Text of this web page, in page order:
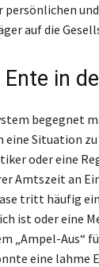
persönlichen
auf die
Ente in
begegnet
eine Situation
oder eine
Amtszeit an
tritt häufig
ist oder eine
„Ampel-Aus“
eine lahme